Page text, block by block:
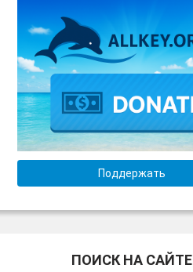
Поддержать
ПОИСК НА САЙТЕ